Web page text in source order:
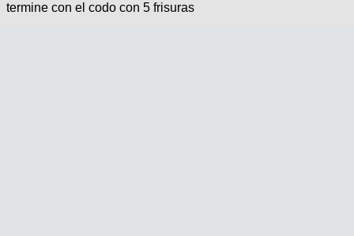
termine con el codo con 5 frisuras